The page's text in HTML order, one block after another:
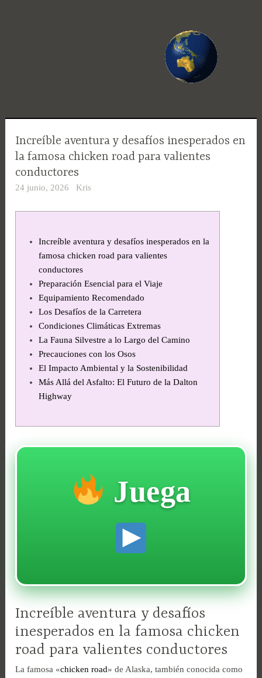
Increíble aventura y desafíos inesperados en
la famosa chicken road para valientes
conductores
24 junio, 2026 Kris
Increíble aventura y desafíos inesperados en la
famosa chicken road para valientes
conductores
Preparación Esencial para el Viaje
Equipamiento Recomendado
Los Desafíos de la Carretera
Condiciones Climáticas Extremas
La Fauna Silvestre a lo Largo del Camino
Precauciones con los Osos
El Impacto Ambiental y la Sostenibilidad
Más Allá del Asfalto: El Futuro de la Dalton
Highway
Juega
Increíble aventura y desafíos
inesperados en la famosa chicken
road para valientes conductores
La famosa «chicken road» de Alaska, también conocida como